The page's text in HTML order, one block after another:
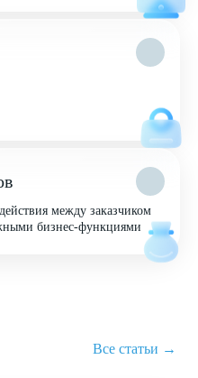
между заказчиком
бизнес-функциями
Все статьи →